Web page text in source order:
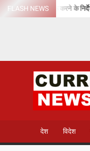
SkipFLASH NEWS
प्रक्रिया शुरू करने के निर्देश
देश विदेश